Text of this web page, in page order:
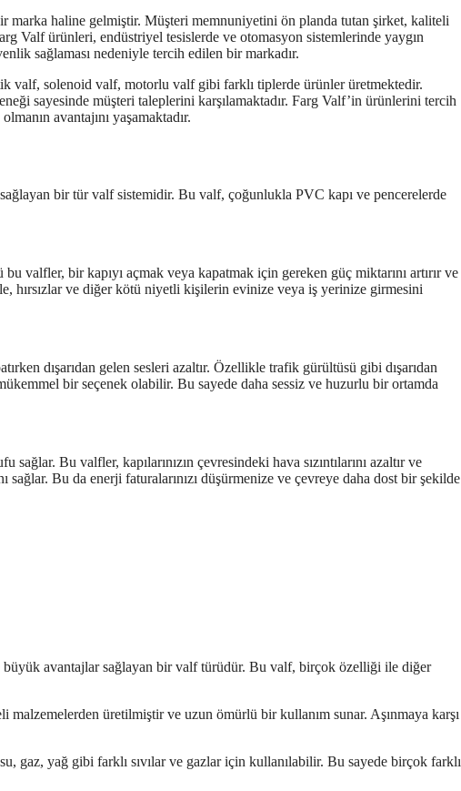
marka haline gelmiştir. Müşteri memnuniyetini ön planda tutan şirket, kaliteli
Valf ürünleri, endüstriyel tesislerde ve otomasyon sistemlerinde yaygın
sağlaması nedeniyle tercih edilen bir markadır.
valf, solenoid valf, motorlu valf gibi farklı tiplerde ürünler üretmektedir.
sayesinde müşteri taleplerini karşılamaktadır. Farg Valf’in ürünlerini tercih
avantajını yaşamaktadır.
bir tür valf sistemidir. Bu valf, çoğunlukla PVC kapı ve pencerelerde
valfler, bir kapıyı açmak veya kapatmak için gereken güç miktarını artırır ve
hırsızlar ve diğer kötü niyetli kişilerin evinize veya iş yerinize girmesini
dışarıdan gelen sesleri azaltır. Özellikle trafik gürültüsü gibi dışarıdan
bir seçenek olabilir. Bu sayede daha sessiz ve huzurlu bir ortamda
Bu valfler, kapılarınızın çevresindeki hava sızıntılarını azaltır ve
sağlar. Bu da enerji faturalarınızı düşürmenize ve çevreye daha dost bir şekilde
avantajlar sağlayan bir valf türüdür. Bu valf, birçok özelliği ile diğer
malzemelerden üretilmiştir ve uzun ömürlü bir kullanım sunar. Aşınmaya karşı
gaz, yağ gibi farklı sıvılar ve gazlar için kullanılabilir. Bu sayede birçok farklı